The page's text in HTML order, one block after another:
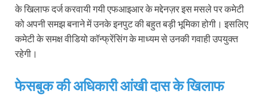
के खिलाफ दर्ज करवायी गयी एफआइआर के मद्देनज़र इस मसले पर कमेटी
को अपनी समझ बनाने में उनके इनपुट की बहुत बड़ी भूमिका होगी। इसलिए
कमेटी के समक्ष वीडियो कॉन्‍फ्रेंसिंग के माध्‍यम से उनकी गवाही उपयुक्‍त
रहेगी।
फेसबुक की अधिकारी आंखी दास के खिलाफ